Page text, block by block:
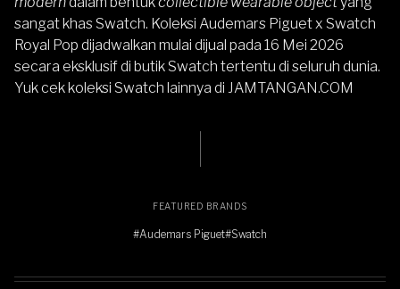
sangat khas Swatch. Koleksi Audemars Piguet x Swatch
Royal Pop dijadwalkan mulai dijual pada 16 Mei 2026
secara eksklusif di butik Swatch tertentu di seluruh dunia.
Yuk cek koleksi Swatch lainnya di JAMTANGAN.COM
FEATURED BRANDS
#Audemars Piguet#Swatch